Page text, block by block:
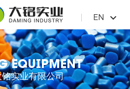
EN
EQUIPMENT
实业有限公司